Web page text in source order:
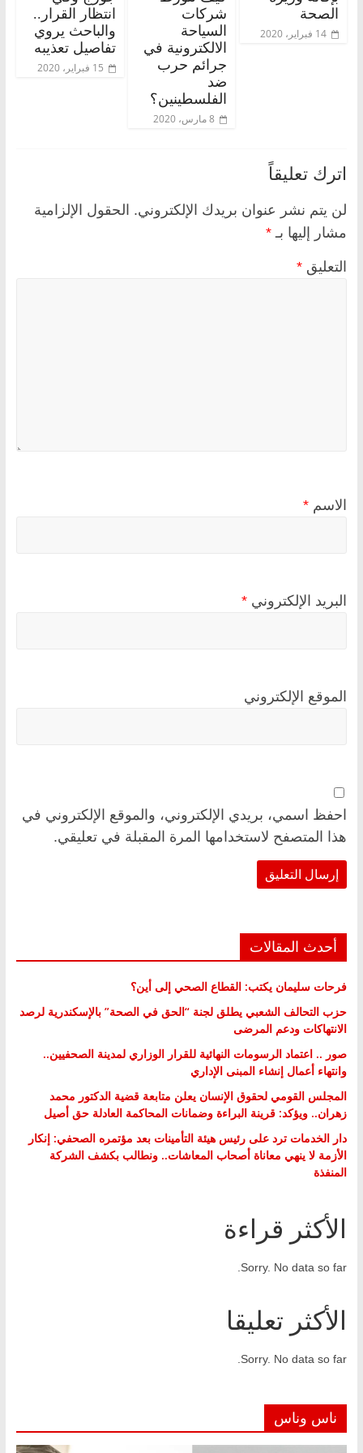
الصحة
14 فبراير، 2020
شركات
السياحة
الالكترونية في
جرائم حرب
ضد
الفلسطينين؟
8 مارس، 2020
انتظار القرار..
والباحث يروي
تفاصيل تعذيبه
15 فبراير، 2020
اترك تعليقاً
لن يتم نشر عنوان بريدك الإلكتروني. الحقول الإلزامية
مشار إليها بـ *
التعليق *
الاسم *
البريد الإلكتروني *
الموقع الإلكتروني
احفظ اسمي، بريدي الإلكتروني، والموقع الإلكتروني في
هذا المتصفح لاستخدامها المرة المقبلة في تعليقي.
أحدث المقالات
فرحات سليمان يكتب: القطاع الصحي إلى أين؟
حزب التحالف الشعبي يطلق لجنة “الحق في الصحة” بالإسكندرية لرصد
الانتهاكات ودعم المرضى
صور .. اعتماد الرسومات النهائية للقرار الوزاري لمدينة الصحفيين..
وانتهاء أعمال إنشاء المبنى الإداري
المجلس القومي لحقوق الإنسان يعلن متابعة قضية الدكتور محمد
زهران.. ويؤكد: قرينة البراءة وضمانات المحاكمة العادلة حق أصيل
دار الخدمات ترد على رئيس هيئة التأمينات بعد مؤتمره الصحفي: إنكار
الأزمة لا ينهي معاناة أصحاب المعاشات.. ونطالب بكشف الشركة
المنفذة
الأكثر قراءة
Sorry. No data so far.
الأكثر تعليقا
Sorry. No data so far.
ناس وناس